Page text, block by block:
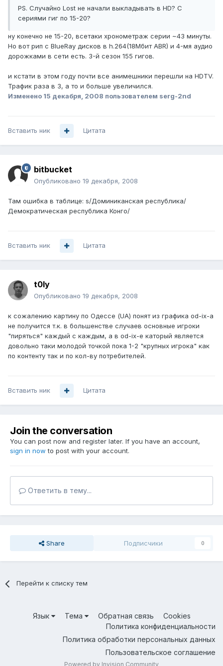
PS. Случайно Lost не начали выкладывать в HD? С
сериями гиг по 15-20?
ну конечно не 15-20, всетаки хронометраж серии ~43 минуты.
Но вот рип с BlueRay дисков в h.264(18Мбит ABR) и 4-мя аудио
дорожками в сети есть. 3-й сезон 155 гигов.
и кстати в этом году почти все анимешники перешли на HDTV.
Трафик раза в 3, а то и больше увеличился.
Изменено 15 декабря, 2008 пользователем serg-2nd
Вставить ник Цитата
bitbucket
Опубликовано 19 декабря, 2008
Там ошибка в таблице: s/Доминиканская республика/
Демократическая республика Конго/
Вставить ник Цитата
t0ly
Опубликовано 19 декабря, 2008
к сожалению картину по Одессе (UA) понят из графика od-ix-а
не получится т.к. в большенстве случаев основные игроки
"пиряться" каждый с каждым, а в od-ix-е каторый является
довольно таки молодой точкой пока 1-2 "крупных игрока" как
по контенту так и по кол-ву потребителей.
Вставить ник Цитата
Join the conversation
You can post now and register later. If you have an account,
sign in now to post with your account.
Ответить в тему...
Share Подписчики 0
Перейти к списку тем
Язык Тема Обратная связь
Cookies
Политика конфиденциальности
Политика обработки персональных данных
Пользовательское соглашение
Powered by Invision Community